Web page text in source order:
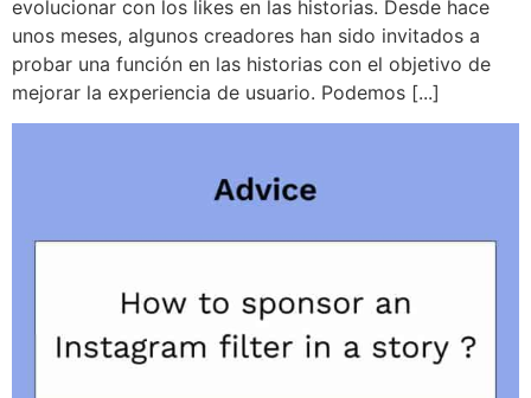
evolucionar con los likes en las historias. Desde hace
unos meses, algunos creadores han sido invitados a
probar una función en las historias con el objetivo de
mejorar la experiencia de usuario. Podemos [...]